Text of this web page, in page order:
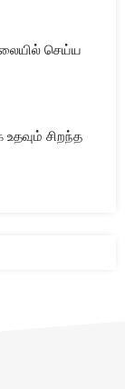
செய்ய
சிறந்த